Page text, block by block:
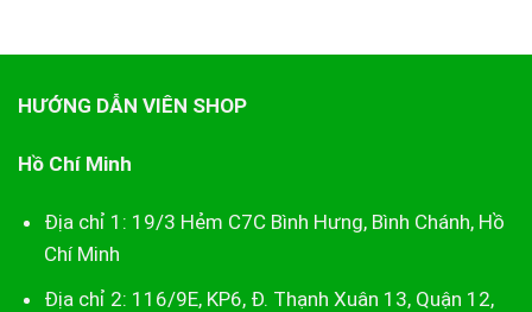
HƯỚNG DẪN VIÊN SHOP
Hồ Chí Minh
Địa chỉ 1: 19/3 Hẻm C7C Bình Hưng, Bình Chánh, Hồ
Chí Minh
Địa chỉ 2: 116/9E, KP6, Đ. Thạnh Xuân 13, Quận 12,